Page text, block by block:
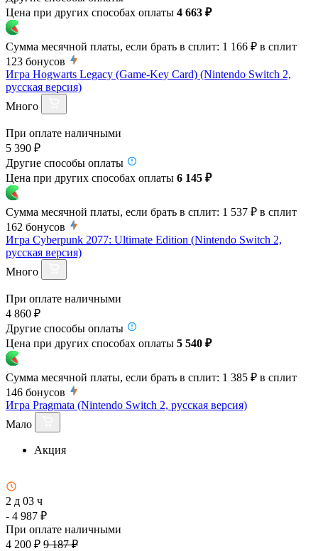
Цена при других способах оплаты 4 663 ₽
Сумма месячной платы, если брать в сплит: 1 166 ₽ в сплит
123 бонусов
Игра Hogwarts Legacy (Game-Key Card) (Nintendo Switch 2,
русская версия)
Много
При оплате наличными
5 390 ₽
Другие способы оплаты
Цена при других способах оплаты 6 145 ₽
Сумма месячной платы, если брать в сплит: 1 537 ₽ в сплит
162 бонусов
Игра Cyberpunk 2077: Ultimate Edition (Nintendo Switch 2,
русская версия)
Много
При оплате наличными
4 860 ₽
Другие способы оплаты
Цена при других способах оплаты 5 540 ₽
Сумма месячной платы, если брать в сплит: 1 385 ₽ в сплит
146 бонусов
Игра Pragmata (Nintendo Switch 2, русская версия)
Мало
Акция
2 д 03 ч
- 4 987 ₽
При оплате наличными
4 200 ₽ 9 187 ₽